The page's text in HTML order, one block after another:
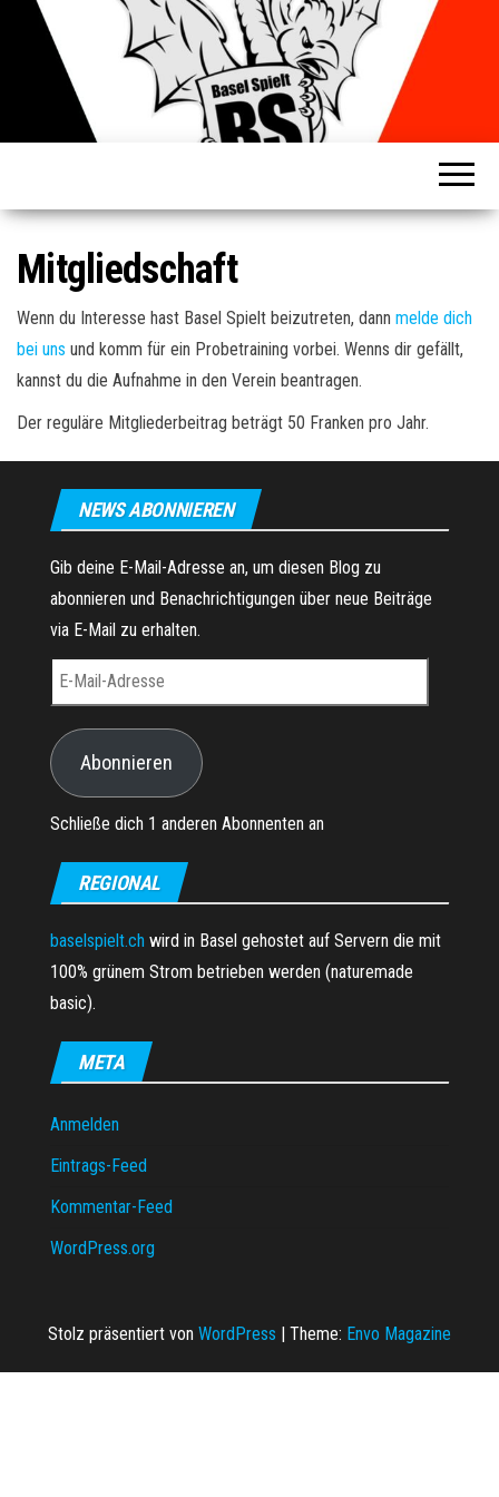
Basel
Mitgliedschaft
Wenn du Interesse hast Basel Spielt beizutreten, dann melde dich
bei uns und komm für ein Probetraining vorbei. Wenns dir gefällt,
kannst du die Aufnahme in den Verein beantragen.
Der reguläre Mitgliederbeitrag beträgt 50 Franken pro Jahr.
NEWS ABONNIEREN
Gib deine E-Mail-Adresse an, um diesen Blog zu
abonnieren und Benachrichtigungen über neue Beiträge
via E-Mail zu erhalten.
E-Mail-Adresse
Abonnieren
Schließe dich 1 anderen Abonnenten an
REGIONAL
baselspielt.ch wird in Basel gehostet auf Servern die mit
100% grünem Strom betrieben werden (naturemade
basic).
META
Anmelden
Eintrags-Feed
Kommentar-Feed
WordPress.org
Stolz präsentiert von WordPress | Theme: Envo Magazine